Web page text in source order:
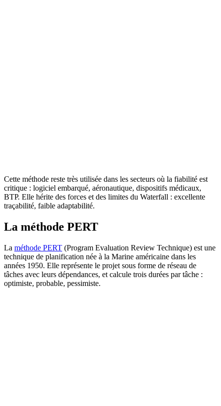
Cette méthode reste très utilisée dans les secteurs où la fiabilité est
critique : logiciel embarqué, aéronautique, dispositifs médicaux,
BTP. Elle hérite des forces et des limites du Waterfall : excellente
traçabilité, faible adaptabilité.
La méthode PERT
La méthode PERT (Program Evaluation Review Technique) est une
technique de planification née à la Marine américaine dans les
années 1950. Elle représente le projet sous forme de réseau de
tâches avec leurs dépendances, et calcule trois durées par tâche :
optimiste, probable, pessimiste.